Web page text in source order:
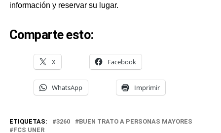
información y reservar su lugar.
Comparte esto:
X Facebook
WhatsApp Imprimir
ETIQUETAS: 3260
BUEN TRATO A PERSONAS MAYORES
FCS UNER